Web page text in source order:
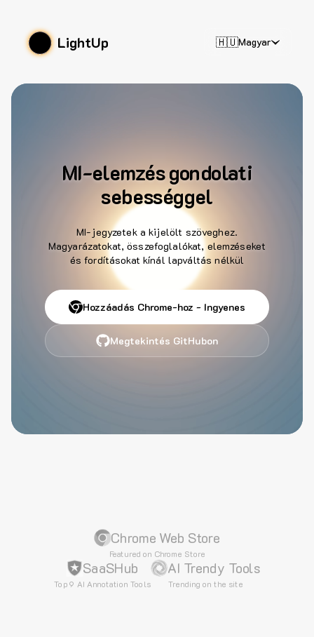
LightUp 🇭🇺Magyar
MI-elemzés gondolati
sebességgel
MI-jegyzetek a kijelölt szöveghez.
Magyarázatokat, összefoglalókat, elemzéseket
és fordításokat kínál lapváltás nélkül
Hozzáadás Chrome-hoz - Ingyenes
Megtekintés GitHubon
Chrome Web Store
Featured on Chrome Store
SaaSHub
Top 9 AI Annotation Tools
AI Trendy Tools
Trending on the site